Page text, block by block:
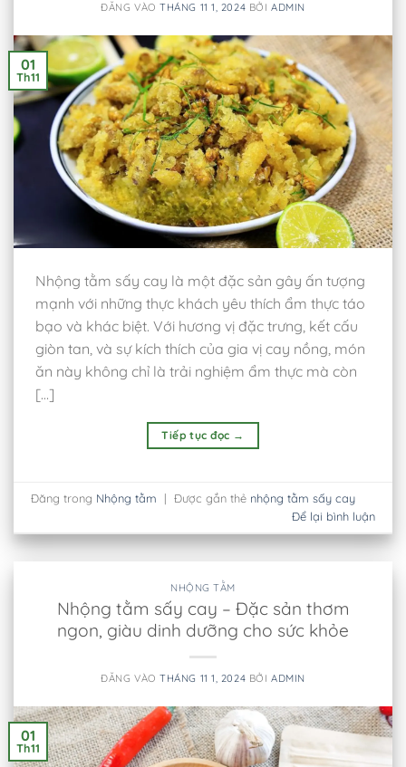
ĐĂNG VÀOTHÁNG 11 1, 2024 BỞI ADMIN
01
Th11
Nhộng tằm sấy cay là một đặc sản gây ấn tượng
mạnh với những thực khách yêu thích ẩm thực táo
bạo và khác biệt. Với hương vị đặc trưng, kết cấu
giòn tan, và sự kích thích của gia vị cay nồng, món
ăn này không chỉ là trải nghiệm ẩm thực mà còn
[…]
Tiếp tục đọc →
Đăng trong Nhộng tằm | Được gắn thẻ nhộng tằm sấy cay
Để lại bình luận
NHỘNG TẰM
Nhộng tằm sấy cay – Đặc sản thơm
ngon, giàu dinh dưỡng cho sức khỏe
ĐĂNG VÀOTHÁNG 11 1, 2024 BỞI ADMIN
01
Th11